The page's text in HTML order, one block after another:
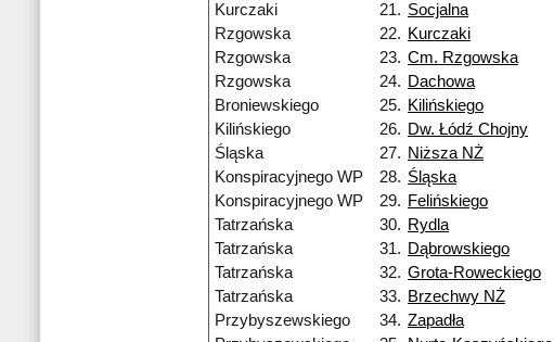
Kurczaki
21. Socjalna
Rzgowska
22. Kurczaki
Rzgowska
23. Cm. Rzgowska
Rzgowska
24. Dachowa
Broniewskiego
25. Kilińskiego
Kilińskiego
26. Dw. Łódź Chojny
Śląska
27. Niższa NŻ
Konspiracyjnego WP
28. Śląska
Konspiracyjnego WP
29. Felińskiego
Tatrzańska
30. Rydla
Tatrzańska
31. Dąbrowskiego
Tatrzańska
32. Grota-Roweckiego
Tatrzańska
33. Brzechwy NŻ
Przybyszewskiego
34. Zapadła